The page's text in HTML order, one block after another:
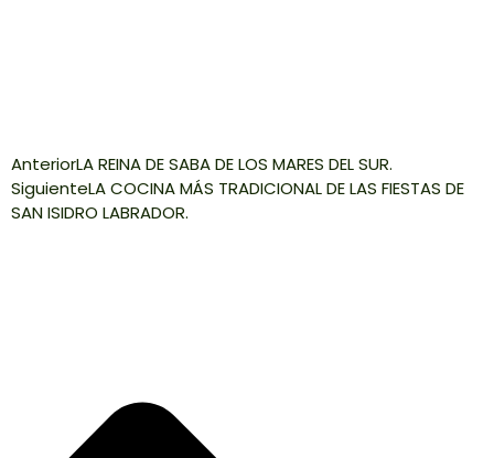
AnteriorLA REINA DE SABA DE LOS MARES DEL SUR.
SiguienteLA COCINA MÁS TRADICIONAL DE LAS FIESTAS DE
SAN ISIDRO LABRADOR.